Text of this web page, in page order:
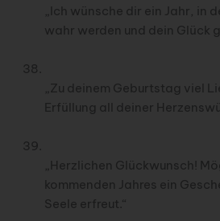
„Ich wünsche dir ein Jahr, in
wahr werden und dein Glück
„Zu deinem Geburtstag viel
Erfüllung all deiner
„Herzlichen Glückwunsch!
kommenden Jahres ein
Seele erfreut.“